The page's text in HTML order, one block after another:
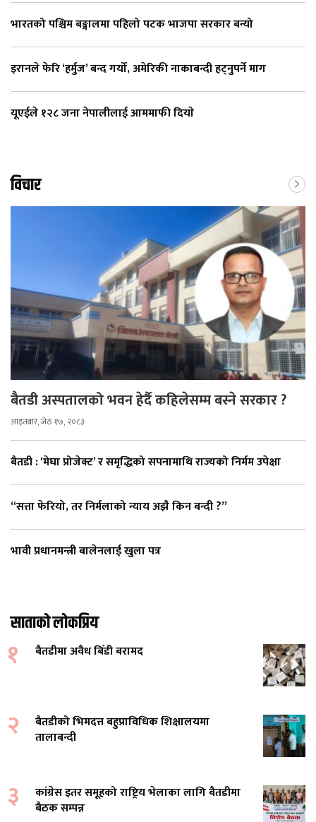
भारतको पश्चिम बङ्गालमा पहिलो पटक भाजपा सरकार बन्यो
इरानले फेरि ‘हर्मुज’ बन्द गर्यो, अमेरिकी नाकाबन्दी हट्नुपर्ने माग
यूएईले १२८ जना नेपालीलाई आममाफी दियाे
विचार
बैतडी अस्पतालको भवन हेर्दै कहिलेसम्म बस्ने सरकार ?
आइतबार, जेठ १७, २०८३
बैतडी : ‘मेघा प्रोजेक्ट’ र समृद्धिको सपनामाथि राज्यको निर्मम उपेक्षा
“सत्ता फेरियो, तर निर्मलाको न्याय अझै किन बन्दी ?”
भावी प्रधानमन्त्री बालेनलाई खुला पत्र
साताको लोकप्रिय
१ बैतडीमा अवैध बिँडी बरामद
२
बैतडीको भिमदत्त बहुप्राविधिक शिक्षालयमा
तालाबन्दी
३
कांग्रेस इतर समूहको राष्ट्रिय भेलाका लागि बैतडीमा
बैठक सम्पन्न